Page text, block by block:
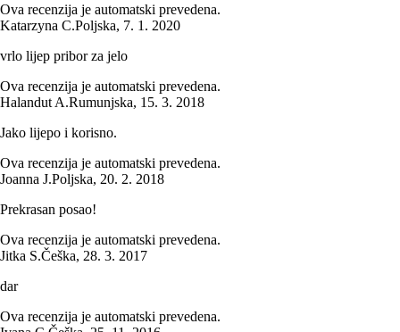
Ova recenzija je automatski prevedena.
Katarzyna C.Poljska, 7. 1. 2020
vrlo lijep pribor za jelo
Ova recenzija je automatski prevedena.
Halandut A.Rumunjska, 15. 3. 2018
Jako lijepo i korisno.
Ova recenzija je automatski prevedena.
Joanna J.Poljska, 20. 2. 2018
Prekrasan posao!
Ova recenzija je automatski prevedena.
Jitka S.Češka, 28. 3. 2017
dar
Ova recenzija je automatski prevedena.